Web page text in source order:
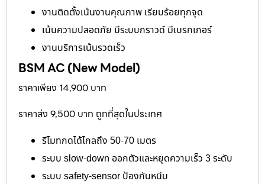
งานติดตั้งเน้นงานคุณภาพ เรียบร้อยทุกจุด
เน้นความปลอดภัย มีระบบกราวด์ มีเบรกเกอร์
งานบริการเน้นรวดเร็ว
BSM AC (New Model)
ราคาเพียง 14,900 บาท
ราคาส่ง 9,500 บาท ถูกที่สุดในประเทศ
รีโมทกดได้ไกลถึง 50-70 เมตร
ระบบ slow-down ออกตัวและหยุดความเร็ว 3 ระดับ
ระบบ safety-sensor ป้องกันหนีบ